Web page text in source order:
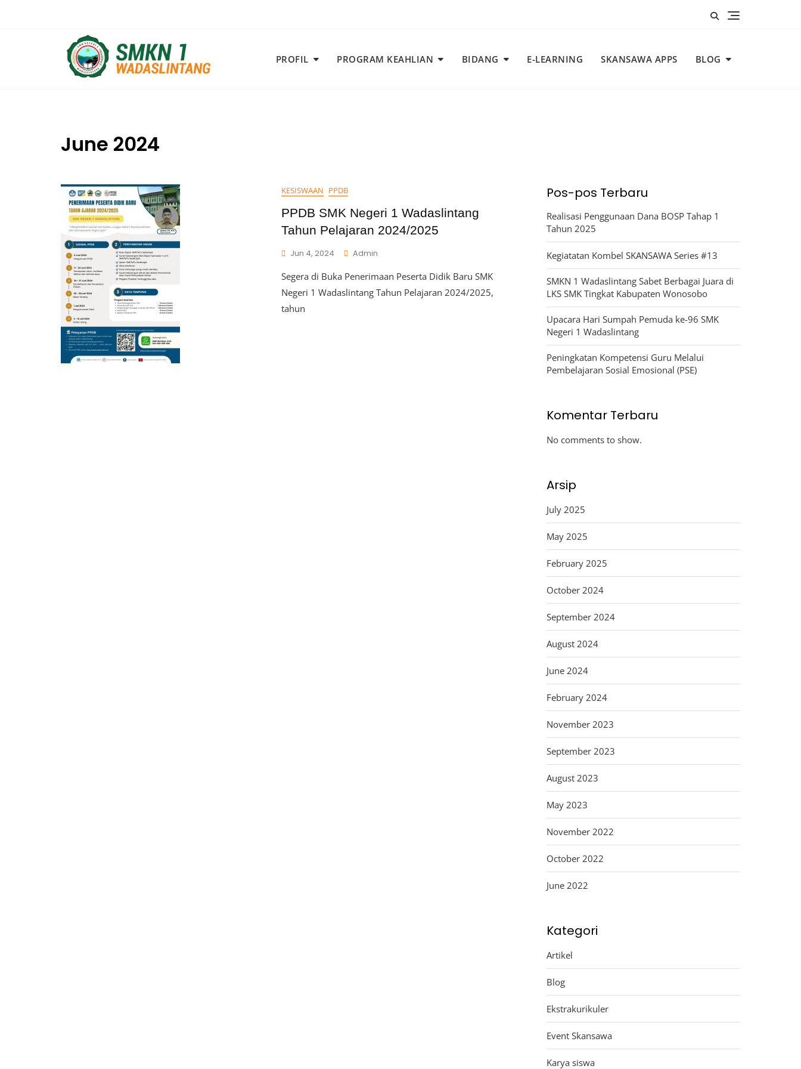
PROFIL
PROGRAM KEAHLIAN BIDANG E-LEARNING SKANSAWA APPS BLOG
June 2024
KESISWAAN PPDB
PPDB SMK Negeri 1 Wadaslintang
Tahun Pelajaran 2024/2025
Jun 4, 2024 Admin
Segera di Buka Penerimaan Peserta Didik Baru SMK
Negeri 1 Wadaslintang Tahun Pelajaran 2024/2025,
tahun
Pos-pos Terbaru
Realisasi Penggunaan Dana BOSP Tahap 1
Tahun 2025
Kegiatatan Kombel SKANSAWA Series #13
SMKN 1 Wadaslintang Sabet Berbagai Juara di
LKS SMK Tingkat Kabupaten Wonosobo
Upacara Hari Sumpah Pemuda ke-96 SMK
Negeri 1 Wadaslintang
Peningkatan Kompetensi Guru Melalui
Pembelajaran Sosial Emosional (PSE)
Komentar Terbaru
No comments to show.
Arsip
July 2025
May 2025
February 2025
October 2024
September 2024
August 2024
June 2024
February 2024
November 2023
September 2023
August 2023
May 2023
November 2022
October 2022
June 2022
Kategori
Artikel
Blog
Ekstrakurikuler
Event Skansawa
Karya siswa